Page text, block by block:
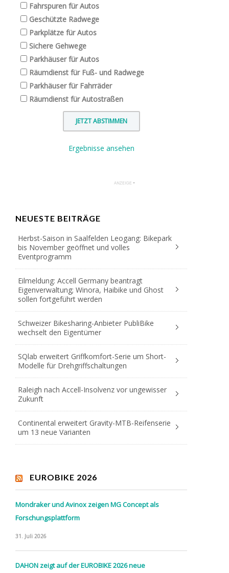
Fahrspuren für Autos
Geschützte Radwege
Parkplätze für Autos
Sichere Gehwege
Parkhäuser für Autos
Räumdienst für Fuß- und Radwege
Parkhäuser für Fahrräder
Räumdienst für Autostraßen
Ergebnisse ansehen
NEUESTE BEITRÄGE
Herbst-Saison in Saalfelden Leogang: Bikepark
bis November geöffnet und volles
Eventprogramm
Eilmeldung: Accell Germany beantragt
Eigenverwaltung; Winora, Haibike und Ghost
sollen fortgeführt werden
Schweizer Bikesharing-Anbieter PubliBike
wechselt den Eigentümer
SQlab erweitert Griffkomfort-Serie um Short-
Modelle für Drehgriffschaltungen
Raleigh nach Accell-Insolvenz vor ungewisser
Zukunft
Continental erweitert Gravity-MTB-Reifenserie
um 13 neue Varianten
EUROBIKE 2026
Mondraker und Avinox zeigen MG Concept als
Forschungsplattform
31. Juli 2026
DAHON zeigt auf der EUROBIKE 2026 neue